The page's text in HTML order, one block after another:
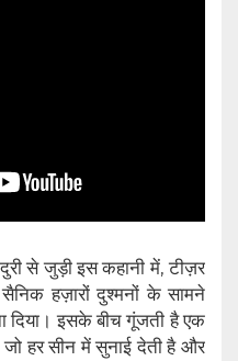
से जुड़ी इस कहानी में, टीज़र
हज़ारों दुश्मनों के सामने
दिया। इसके बीच गूंजती है एक
जो हर सीन में सुनाई देती है और